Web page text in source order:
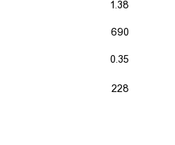
1.38
690
0.35
228